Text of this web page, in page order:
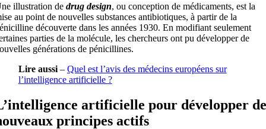
illustration de drug design, ou conception de médicaments, est la
au point de nouvelles substances antibiotiques, à partir de la
découverte dans les années 1930. En modifiant seulement
parties de la molécule, les chercheurs ont pu développer de
générations de pénicillines.
Lire aussi– Quel est l’avis des médecins européens sur
l’intelligence artificielle ?
artificielle pour développer de
principes actifs